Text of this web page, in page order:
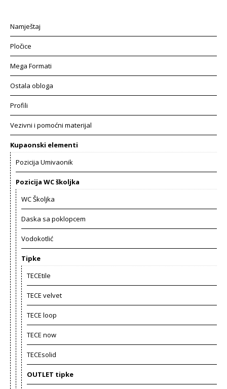
Namještaj
Pločice
Mega Formati
Ostala obloga
Profili
Vezivni i pomoćni materijal
Kupaonski elementi
Pozicija Umivaonik
Pozicija WC školjka
WC Školjka
Daska sa poklopcem
Vodokotlić
Tipke
TECEtile
TECE velvet
TECE loop
TECE now
TECEsolid
OUTLET tipke